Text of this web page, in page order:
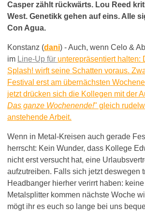
Casper zählt rückwärts. Lou Reed
West. Genetikk gehen auf eins. Alle
Con Agua.
Konstanz (dani) -Auch, wenn Celo &
im Line-Up für unterepräsentiert halten:
Splash! wirft seine Schatten voraus.
Festival erst am übernächsten
jetzt drücken sich die Kollegen mit der
Das ganze Wochenende!" gleich
anstehende Arbeit.
Wenn in Metal-Kreisen auch gerade
herrscht: Kein Wunder, dass Kollege
nicht erst versucht hat, eine
aufzutreiben. Falls sich jetzt deswegen
Headbanger hierher verirrt haben:
Metalsplitter kommen nächste Woche
mögt ihr es euch so lange bei uns